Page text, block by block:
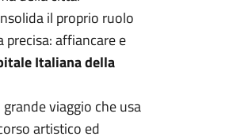
il proprio ruolo
affiancare e
Italiana della
viaggio che usa
artistico ed